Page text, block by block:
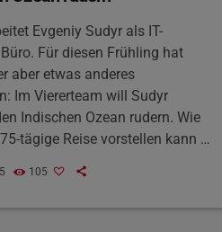
Evgeniy Sudyr als IT-
Für diesen Frühling hat
aber etwas anderes
Im Viererteam will Sudyr
Indischen Ozean rudern. Wie
tägige Reise vorstellen kann -
ihr hier: Außerdem will Evgeniy
in einer Dokumentation
105